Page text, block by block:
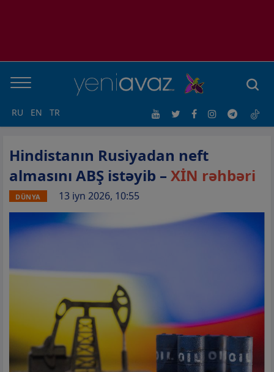
RU EN TR
Hindistanın Rusiyadan neft
almasını ABŞ istəyib – XİN rəhbəri
DÜNYA 13 iyn 2026, 10:55